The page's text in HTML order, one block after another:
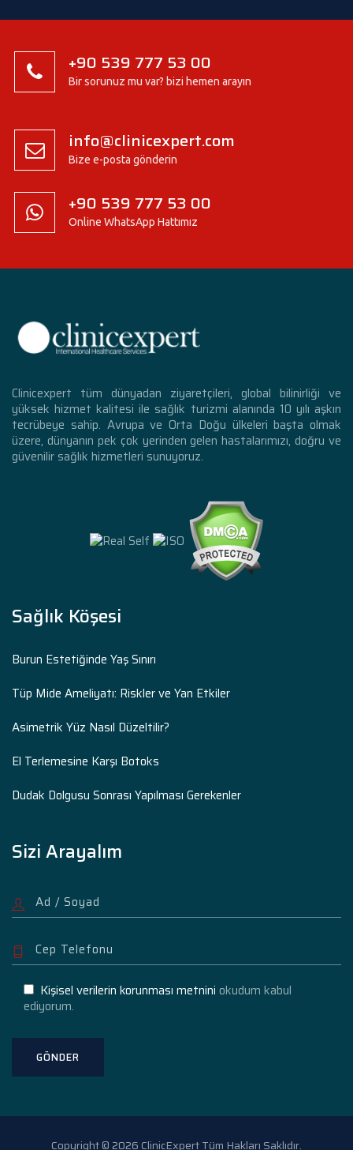
+90 539 777 53 00
Bir sorunuz mu var? bizi hemen arayın
info@clinicexpert.com
Bize e-posta gönderin
+90 539 777 53 00
Online WhatsApp Hattımız
Clinicexpert tüm dünyadan ziyaretçileri, global bilinirliği ve
yüksek hizmet kalitesi ile sağlık turizmi alanında 10 yılı aşkın
tecrübeye sahip. Avrupa ve Orta Doğu ülkeleri başta olmak
üzere, dünyanın pek çok yerinden gelen hastalarımızı, doğru ve
güvenilir sağlık hizmetleri sunuyoruz.
Sağlık Köşesi
Burun Estetiğinde Yaş Sınırı
Tüp Mide Ameliyatı: Riskler ve Yan Etkiler
Asimetrik Yüz Nasıl Düzeltilir?
El Terlemesine Karşı Botoks
Dudak Dolgusu Sonrası Yapılması Gerekenler
Sizi Arayalım
Kişisel verilerin korunması metnini okudum kabul
ediyorum.
Copyright © 2026 ClinicExpert Tüm Hakları Saklıdır.